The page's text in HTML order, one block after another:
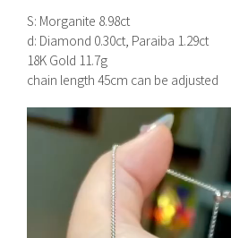
S: Morganite 8.98ct
d: Diamond 0.30ct, Paraiba 1.29ct
18K Gold 11.7g
chain length 45cm can be adjusted
視